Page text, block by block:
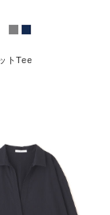
トTee